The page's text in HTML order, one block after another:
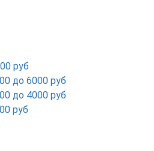
руб
до 6000 руб
до 4000 руб
руб